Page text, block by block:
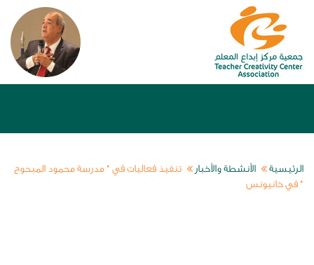
الرئيسية الأنشطة والأخبار
تنفيذ فعاليات في " مدرسة محمود المبحوح
" في خانيونس